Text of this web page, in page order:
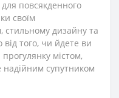
повсякденного
своїм
стильному дизайну та
від того, чи йдете ви
містом,
супутником